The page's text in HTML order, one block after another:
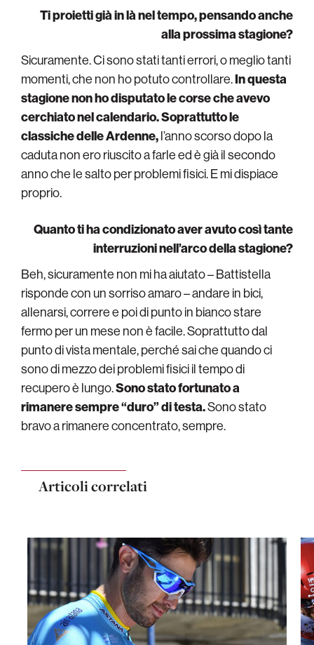
Ti proietti già in là nel tempo, pensando anche
alla prossima stagione?
Sicuramente. Ci sono stati tanti errori, o meglio tanti
momenti, che non ho potuto controllare.In questa
stagione non ho disputato le corse che avevo
cerchiato nel calendario. Soprattutto le
classiche delle Ardenne,l’anno scorso dopo la
caduta non ero riuscito a farle ed è già il secondo
anno che le salto per problemi fisici. E mi dispiace
proprio.
Quanto ti ha condizionato aver avuto così tante
interruzioni nell’arco della stagione?
Beh, sicuramente non mi ha aiutato – Battistella
risponde con un sorriso amaro – andare in bici,
allenarsi, correre e poi di punto in bianco stare
fermo per un mese non è facile. Soprattutto dal
punto di vista mentale, perché sai che quando ci
sono di mezzo dei problemi fisici il tempo di
recupero è lungo.Sono stato fortunato a
rimanere sempre “duro” di testa.Sono stato
bravo a rimanere concentrato, sempre.
Articoli correlati